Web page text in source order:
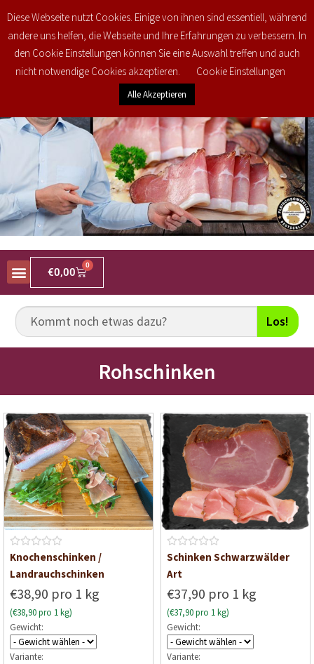
34516 und 35104 ab 25€ brutto Bestellwert! Weitere Informationen finden Sie
unterVersand & Lieferung
€0,00
0
Los!
Rohschinken
B
e
e
r
t
e
t
Knochenschinken /
Landrauchschinken
€38,90 pro 1 kg
(€38,90 pro 1 kg)
Gewicht:
Variante:
B
e
e
r
t
e
t
Schinken Schwarzwälder
Art
€37,90 pro 1 kg
(€37,90 pro 1 kg)
Gewicht:
Variante:
Diese Webseite nutzt Cookies. Einige von ihnen sind essentiell, während
andere uns helfen, die Webseite und Ihre Erfahrungen zu verbessern. In
den Cookie Einstellungen können Sie eine Auswahl treffen und auch
nicht notwendige Cookies akzeptieren.
Cookie Einstellungen
Alle Akzeptieren